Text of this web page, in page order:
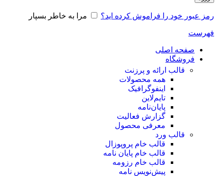
رمز عبور خود را فراموش کرده اید؟ مرا به خاطر بسپار
فهرست
صفحه اصلی
فروشگاه
قالب ارائه و پرزنت
همه محصولات
اینفوگرافیک
تایم‌لاین
پایان‌نامه
گزارش فعالیت
معرفی محصول
قالب ورد
قالب خام پروپوزال
قالب خام پایان نامه
قالب خام رزومه
پیش‌نویس نامه